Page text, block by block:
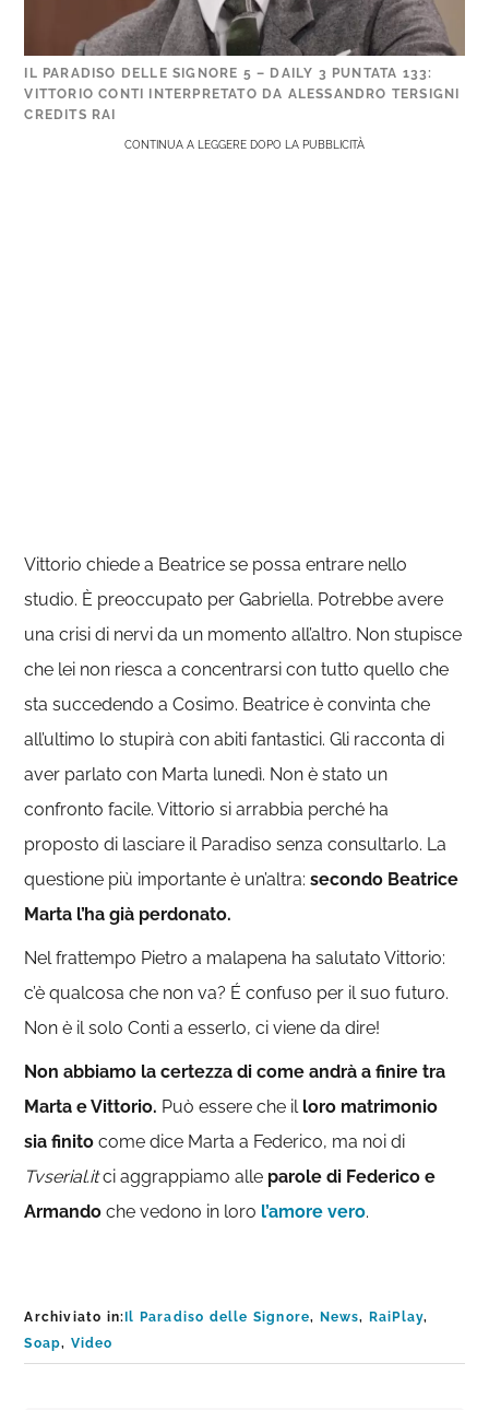
IL PARADISO DELLE SIGNORE 5 – DAILY 3 PUNTATA 133:
VITTORIO CONTI INTERPRETATO DA ALESSANDRO TERSIGNI
CREDITS RAI
CONTINUA A LEGGERE DOPO LA PUBBLICITÀ
Vittorio chiede a Beatrice se possa entrare nello
studio. È preoccupato per Gabriella. Potrebbe avere
una crisi di nervi da un momento all’altro. Non stupisce
che lei non riesca a concentrarsi con tutto quello che
sta succedendo a Cosimo. Beatrice è convinta che
all’ultimo lo stupirà con abiti fantastici. Gli racconta di
aver parlato con Marta lunedì. Non è stato un
confronto facile. Vittorio si arrabbia perché ha
proposto di lasciare il Paradiso senza consultarlo. La
questione più importante è un’altra:secondo Beatrice
Marta l’ha già perdonato.
Nel frattempo Pietro a malapena ha salutato Vittorio:
c’è qualcosa che non va? É confuso per il suo futuro.
Non è il solo Conti a esserlo, ci viene da dire!
Non abbiamo la certezza di come andrà a finire tra
Marta e Vittorio. Può essere che il loro matrimonio
sia finito come dice Marta a Federico, ma noi di
Tvserial.itci aggrappiamo alle parole di Federico e
Armando che vedono in loro l’amore vero.
Archiviato in: Il Paradiso delle Signore, News, RaiPlay,
Soap, Video